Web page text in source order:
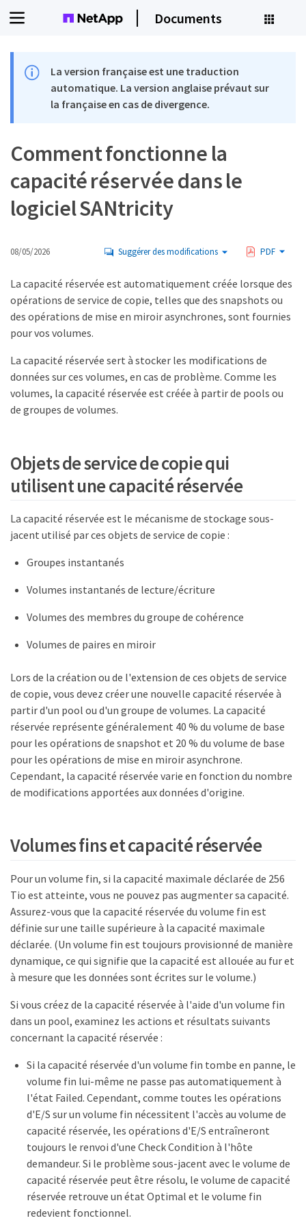
Documents
La version française est une traduction
automatique. La version anglaise prévaut sur
la française en cas de divergence.
Comment fonctionne la
capacité réservée dans le
logiciel SANtricity
08/05/2026 Suggérer des modifications PDF
La capacité réservée est automatiquement créée lorsque des
opérations de service de copie, telles que des snapshots ou
des opérations de mise en miroir asynchrones, sont fournies
pour vos volumes.
La capacité réservée sert à stocker les modifications de
données sur ces volumes, en cas de problème. Comme les
volumes, la capacité réservée est créée à partir de pools ou
de groupes de volumes.
Objets de service de copie qui
utilisent une capacité réservée
La capacité réservée est le mécanisme de stockage sous-
jacent utilisé par ces objets de service de copie :
Groupes instantanés
Volumes instantanés de lecture/écriture
Volumes des membres du groupe de cohérence
Volumes de paires en miroir
Lors de la création ou de l'extension de ces objets de service
de copie, vous devez créer une nouvelle capacité réservée à
partir d'un pool ou d'un groupe de volumes. La capacité
réservée représente généralement 40 % du volume de base
pour les opérations de snapshot et 20 % du volume de base
pour les opérations de mise en miroir asynchrone.
Cependant, la capacité réservée varie en fonction du nombre
de modifications apportées aux données d'origine.
Volumes fins et capacité réservée
Pour un volume fin, si la capacité maximale déclarée de 256
Tio est atteinte, vous ne pouvez pas augmenter sa capacité.
Assurez-vous que la capacité réservée du volume fin est
définie sur une taille supérieure à la capacité maximale
déclarée. (Un volume fin est toujours provisionné de manière
dynamique, ce qui signifie que la capacité est allouée au fur et
à mesure que les données sont écrites sur le volume.)
Si vous créez de la capacité réservée à l'aide d'un volume fin
dans un pool, examinez les actions et résultats suivants
concernant la capacité réservée :
Si la capacité réservée d'un volume fin tombe en panne, le
volume fin lui-même ne passe pas automatiquement à
l'état Failed. Cependant, comme toutes les opérations
d'E/S sur un volume fin nécessitent l'accès au volume de
capacité réservée, les opérations d'E/S entraîneront
toujours le renvoi d'une Check Condition à l'hôte
demandeur. Si le problème sous-jacent avec le volume de
capacité réservée peut être résolu, le volume de capacité
réservée retrouve un état Optimal et le volume fin
redevient fonctionnel.